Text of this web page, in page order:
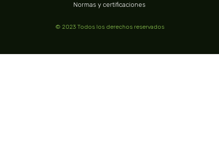
Normas y certificaciones
© 2023 Todos los derechos reservados